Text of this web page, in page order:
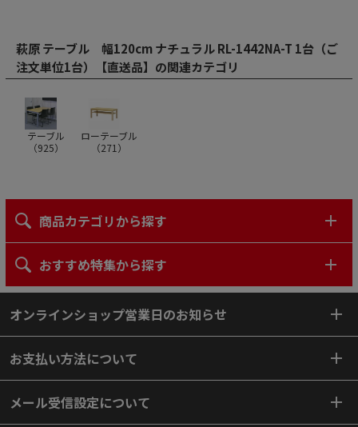
萩原 テーブル 幅120cm ナチュラル RL-1442NA-T 1台（ご
注文単位1台）【直送品】の関連カテゴリ
テーブル
（925）
ローテーブル
（271 ）
商品カテゴリから探す
おすすめ特集から探す
オンラインショップ営業日のお知らせ
お支払い方法について
メール受信設定について